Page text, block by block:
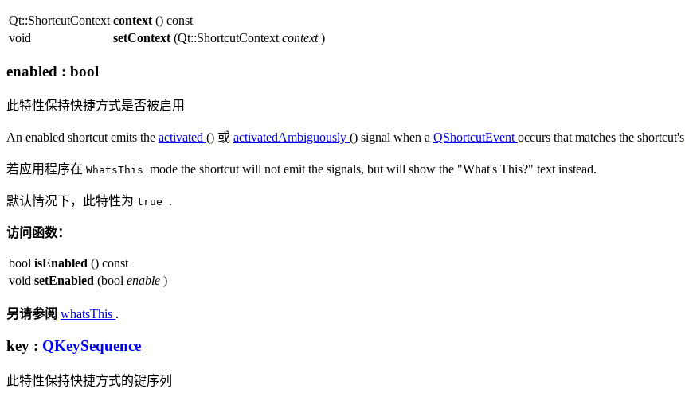
Qt::ShortcutContext context () const
void
setContext (Qt::ShortcutContext context)
enabled : bool
此特性保持快捷方式是否被启用
An enabled shortcut emits the activated () 或 activatedAmbiguously () signal when a QShortcutEventoccurs that matches the shortcut's
若应用程序在 WhatsThis mode the shortcut will not emit the signals, but will show the "What's This?" text instead.
默认情况下，此特性为 true .
访问函数：
bool isEnabled () const
void setEnabled (bool enable )
另请参阅 whatsThis .
key : QKeySequence
此特性保持快捷方式的键序列